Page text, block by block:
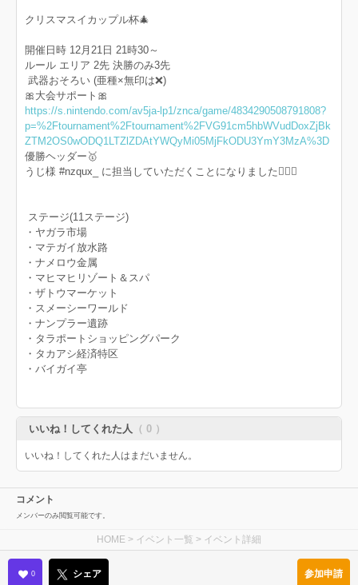
クリスマスイカップル杯🎄
開催日時 12月21日 21時30～
ルール エリア 2先 決勝のみ3先
武器おそろい (亜種×無印は❌)
🎀大会サポート🎀
https://s.nintendo.com/av5ja-lp1/znca/game/4834290508791808?
p=%2Ftournament%2Ftournament%2FVG91cm5hbWVudDoxZjBk
ZTM2OS0wODQ1LTZlZDAtYWQyMi05MjFkODU3YmY3MzA%3D
優勝ヘッダー🥇
うじ様 #nzqux_ に担当していただくことになりました🙇🏻‍♀️
ステージ(11ステージ)
・ヤガラ市場
・マテガイ放水路
・ナメロウ金属
・マヒマヒリゾート＆スパ
・ザトウマーケット
・スメーシーワールド
・ナンプラー遺跡
・タラポートショッピングパーク
・タカアシ経済特区
・バイガイ亭
いいね！してくれた人 （ 0 ）
いいね！してくれた人はまだいません。
コメント
メンバーのみ閲覧可能です。
HOME > イベント一覧 > イベント詳細
0 シェア 参加申請